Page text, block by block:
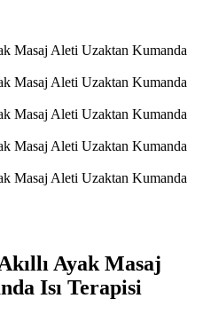
Ayak Masaj
Isı Terapisi